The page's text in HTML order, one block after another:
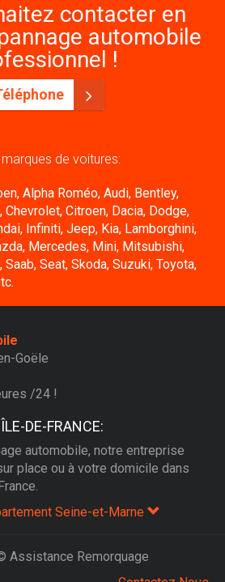
contacter en
automobile
!
de voitures:
Alpha Roméo, Audi, Bentley,
Chevrolet, Citroen, Dacia, Dodge,
Infiniti, Jeep, Kia, Lamborghini,
Mercedes, Mini, Mitsubishi,
Seat, Skoda, Suzuki, Toyota,
Goële
/24 !
DE-FRANCE:
automobile, notre entreprise
place ou à votre domicile dans
Seine-et-Marne
Assistance Remorquage